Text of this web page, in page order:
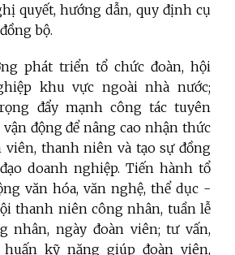
quyết, hướng dẫn, quy định cụ
bộ.
phát triển tổ chức đoàn, hội
khu vực ngoài nhà nước;
đẩy mạnh công tác tuyên
động để nâng cao nhận thức
viên, thanh niên và tạo sự đồng
doanh nghiệp. Tiến hành tổ
văn hóa, văn nghệ, thể dục -
thanh niên công nhân, tuần lễ
nhân, ngày đoàn viên; tư vấn,
huấn kỹ năng giúp đoàn viên,